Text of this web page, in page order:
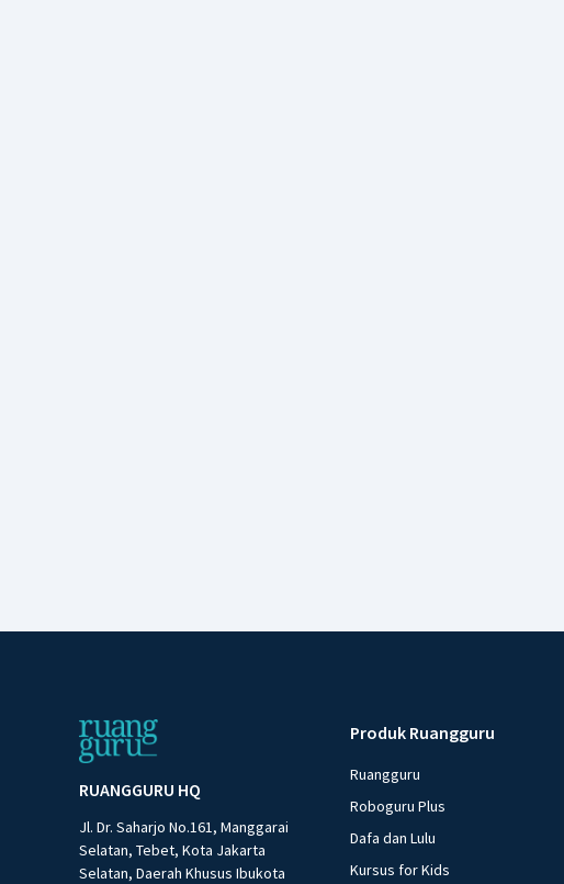
RUANGGURU HQ
Jl. Dr. Saharjo No.161, Manggarai
Selatan, Tebet, Kota Jakarta
Selatan, Daerah Khusus Ibukota
Produk Ruangguru
Ruangguru
Roboguru Plus
Dafa dan Lulu
Kursus for Kids